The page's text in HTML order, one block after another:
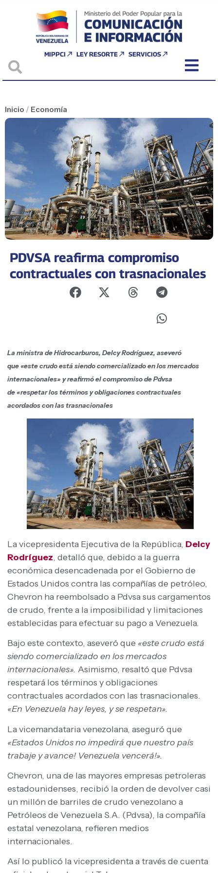
MIPPCI LEY RESORTE SERVICIOS
Inicio / Economía
PDVSA reafirma compromiso
contractuales con trasnacionales
La ministra de Hidrocarburos, Delcy Rodríguez, aseveró
que «este crudo está siendo comercializado en los mercados
internacionales» y reafirmó el compromiso de Pdvsa
de «respetar los términos y obligaciones contractuales
acordados con las trasnacionales
La vicepresidenta Ejecutiva de la República, Delcy
Rodríguez, detalló que, debido a la guerra
económica desencadenada por el Gobierno de
Estados Unidos contra las compañías de petróleo,
Chevron ha reembolsado a Pdvsa sus cargamentos
de crudo, frente a la imposibilidad y limitaciones
establecidas para efectuar su pago a Venezuela.
Bajo este contexto, aseveró que «este crudo está
siendo comercializado en los mercados
internacionales». Asimismo, resaltó que Pdvsa
respetará los términos y obligaciones
contractuales acordados con las trasnacionales.
«En Venezuela hay leyes, y se respetan».
La vicemandataria venezolana, aseguró que
«Estados Unidos no impedirá que nuestro país
trabaje y avance! Venezuela vencerá!».
Chevron, una de las mayores empresas petroleras
estadounidenses, recibió la orden de devolver casi
un millón de barriles de crudo venezolano a
Petróleos de Venezuela S.A. (Pdvsa), la compañía
estatal venezolana, refieren medios
internacionales.
Así lo publicó la vicepresidenta a través de cuenta